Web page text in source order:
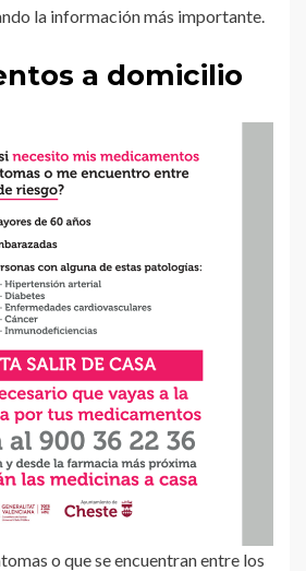
la información más importante.
a domicilio
o que se encuentran entre los